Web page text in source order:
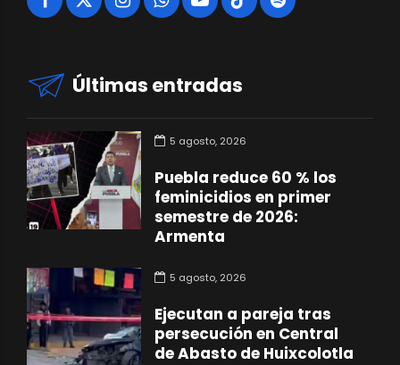
Últimas entradas
5 agosto, 2026
Puebla reduce 60 % los
feminicidios en primer
semestre de 2026:
Armenta
5 agosto, 2026
Ejecutan a pareja tras
persecución en Central
de Abasto de Huixcolotla